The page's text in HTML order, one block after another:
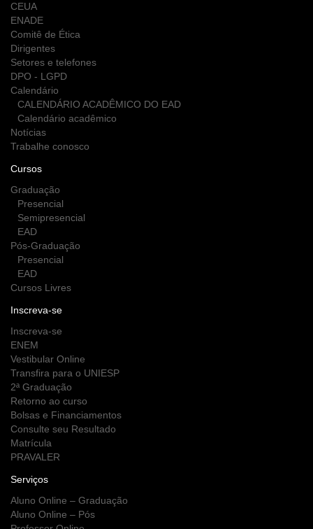
CEUA
ENADE
Comitê de Ética
Dirigentes
Setores e telefones
DPO - LGPD
Calendário
CALENDÁRIO ACADÊMICO DO EAD
Calendário acadêmico
Notícias
Trabalhe conosco
Cursos
Graduação
Presencial
Semipresencial
EAD
Pós-Graduação
Presencial
EAD
Cursos Livres
Inscreva-se
Inscreva-se
ENEM
Vestibular Online
Transfira para o UNIESP
2ª Graduação
Retorno ao curso
Bolsas e Financiamentos
Consulte seu Resultado
Matrícula
PRAVALER
Serviços
Aluno Online – Graduação
Aluno Online – Pós